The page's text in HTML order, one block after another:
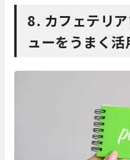
8. カフェテリ
ューをうまく